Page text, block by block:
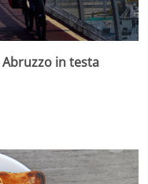
in testa